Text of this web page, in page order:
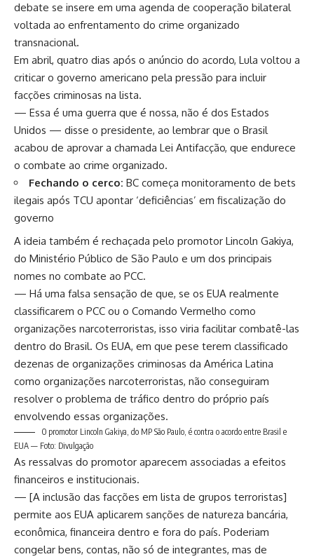
debate se insere em uma agenda de cooperação bilateral
voltada ao enfrentamento do crime organizado
transnacional.
Em abril, quatro dias após o anúncio do acordo, Lula voltou a
criticar o governo americano pela pressão para incluir
facções criminosas na lista.
— Essa é uma guerra que é nossa, não é dos Estados
Unidos — disse o presidente, ao lembrar que o Brasil
acabou de aprovar a chamada Lei Antifacção, que endurece
o combate ao crime organizado.
Fechando o cerco: BC começa monitoramento de bets
ilegais após TCU apontar ‘deficiências’ em fiscalização do
governo
A ideia também é rechaçada pelo promotor Lincoln Gakiya,
do Ministério Público de São Paulo e um dos principais
nomes no combate ao PCC.
— Há uma falsa sensação de que, se os EUA realmente
classificarem o PCC ou o Comando Vermelho como
organizações narcoterroristas, isso viria facilitar combatê-las
dentro do Brasil. Os EUA, em que pese terem classificado
dezenas de organizações criminosas da América Latina
como organizações narcoterroristas, não conseguiram
resolver o problema de tráfico dentro do próprio país
envolvendo essas organizações.
O promotor Lincoln Gakiya, do MP São Paulo, é contra o acordo entre Brasil e
EUA — Foto: Divulgação
As ressalvas do promotor aparecem associadas a efeitos
financeiros e institucionais.
— [A inclusão das facções em lista de grupos terroristas]
permite aos EUA aplicarem sanções de natureza bancária,
econômica, financeira dentro e fora do país. Poderiam
congelar bens, contas, não só de integrantes, mas de